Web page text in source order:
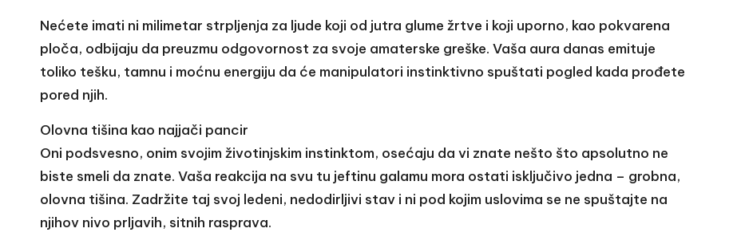
Nećete imati ni milimetar strpljenja za ljude koji od jutra glume žrtve i koji uporno, kao pokvarena
ploča, odbijaju da preuzmu odgovornost za svoje amaterske greške. Vaša aura danas emituje
toliko tešku, tamnu i moćnu energiju da će manipulatori instinktivno spuštati pogled kada prođete
pored njih.
Olovna tišina kao najjači pancir
Oni podsvesno, onim svojim životinjskim instinktom, osećaju da vi znate nešto što apsolutno ne
biste smeli da znate. Vaša reakcija na svu tu jeftinu galamu mora ostati isključivo jedna – grobna,
olovna tišina. Zadržite taj svoj ledeni, nedodirljivi stav i ni pod kojim uslovima se ne spuštajte na
njihov nivo prljavih, sitnih rasprava.